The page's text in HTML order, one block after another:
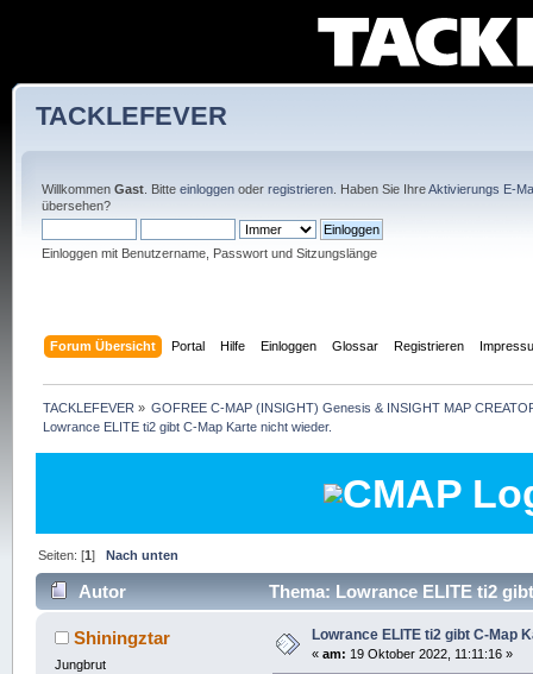
TACKLEFEVER
Willkommen Gast. Bitte einloggenoder registrieren. Haben Sie IhreAktivierungs E-
übersehen?
Einloggen mit Benutzername, Passwort und Sitzungslänge
Forum Übersicht Portal Hilfe Einloggen Glossar Registrieren
TACKLEFEVER » GOFREE C-MAP (INSIGHT) Genesis & INSIGHT MAP
Lowrance ELITE ti2 gibt C-Map Karte nicht wieder.
Seiten: [1]Nach unten
Autor Thema: Lowrance ELITE ti2
Shiningztar
Jungbrut
Lowrance ELITE ti2 gibt C-Map
« am: 19 Oktober 2022, 11:11:16 »